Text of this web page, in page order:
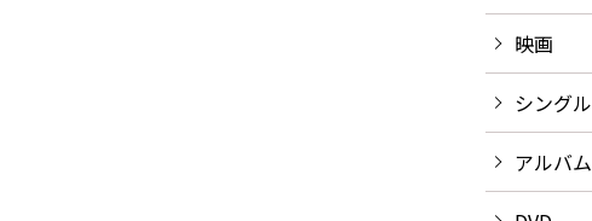
映画
シングル
アルバム